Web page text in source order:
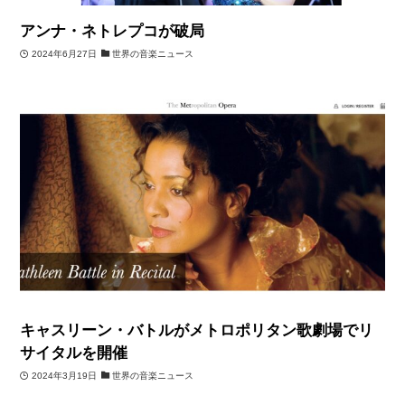
アンナ・ネトレプコが破局
2024年6月27日 世界の音楽ニュース
キャスリーン・バトルがメトロポリタン歌劇場でリ
サイタルを開催
2024年3月19日 世界の音楽ニュース